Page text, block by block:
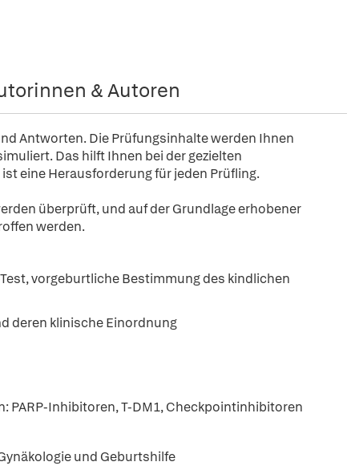
& Autoren
Antworten. Die Prüfungsinhalte werden Ihnen
Das hilft Ihnen bei der gezielten
eine Herausforderung für jeden Prüfling.
überprüft, und auf der Grundlage erhobener
werden.
vorgeburtliche Bestimmung des kindlichen
deren klinische Einordnung
PARP-Inhibitoren, T-DM1, Checkpointinhibitoren
und Geburtshilfe